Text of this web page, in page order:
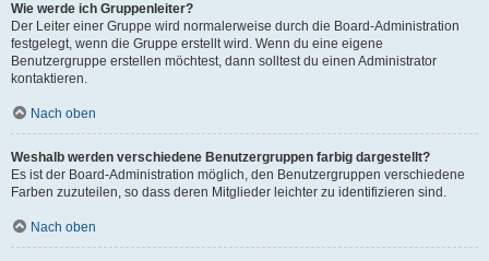
Wie werde ich Gruppenleiter?
Der Leiter einer Gruppe wird normalerweise durch die Board-Administration
festgelegt, wenn die Gruppe erstellt wird. Wenn du eine eigene
Benutzergruppe erstellen möchtest, dann solltest du einen Administrator
kontaktieren.
Nach oben
Weshalb werden verschiedene Benutzergruppen farbig dargestellt?
Es ist der Board-Administration möglich, den Benutzergruppen verschiedene
Farben zuzuteilen, so dass deren Mitglieder leichter zu identifizieren sind.
Nach oben